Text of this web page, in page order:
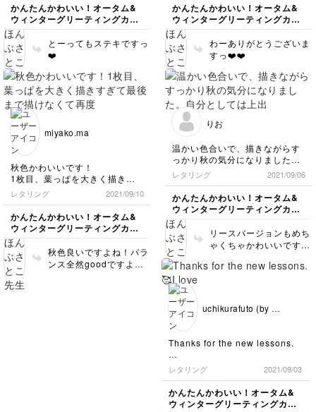
かんたんかわいい！オータム&
ウィンターグリーティングカー
ド講座
とーってもステキですっ
❤️
かんたんかわいい！オータム&
ウィンターグリーティングカー
ド講座
わーありがとうございま
すっ❤️❤️
miyako.ma
秋色かわいいです！
1枚目、葉っぱを大きく描きす
ぎて最後まで描けなくて再度挑
戦！バランス難しいですね😭
レタリング 2021/09/10
かんたんかわいい！オータム&
ウィンターグリーティングカー
ド講座
秋色良いですよね！バラ
ンス全然goodですよー
りお
温かい色合いで、描きながらす
っかり秋の気分になりました。
自分としては上出来😊満足で
す❣️
レタリング 2021/09/06
かんたんかわいい！オータム&
ウィンターグリーティングカー
ド講座
リースバージョンもめち
ゃくちゃかわいいです❤️
uchikurafuto (by デ
Thanks for the new lessons.
🥰
I love the autumn vibes.
レタリング 2021/09/03
かんたんかわいい！オータム&
ウィンターグリーティングカー